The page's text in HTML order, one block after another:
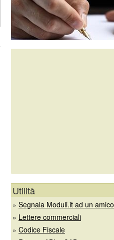
Utilità
» Segnala Moduli.it ad un amico
» Lettere commerciali
» Codice Fiscale